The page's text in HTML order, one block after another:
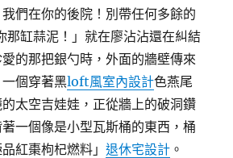
們在你的後院！別帶任何多餘的
缸蒜泥！」就在廖沾沾還在糾結
的那把銀勺時，外面的牆壁傳來
個穿著黑loft風室內設計色燕尾
太空吉娃娃，正從牆上的破洞鑽
一個像是小型瓦斯桶的東西，桶
紅棗枸杞燃料」退休宅設計 。